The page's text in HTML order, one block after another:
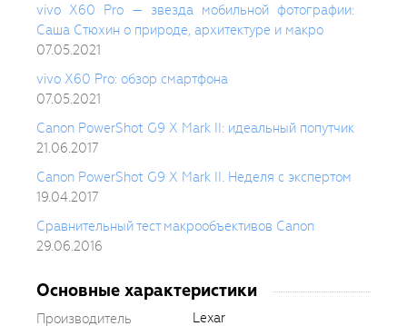
vivo X60 Pro — звезда мобильной фотографии:
Саша Стюхин о природе, архитектуре и макро
07.05.2021
vivo X60 Pro: обзор смартфона
07.05.2021
Canon PowerShot G9 X Mark II: идеальный попутчик
21.06.2017
Canon PowerShot G9 X Mark II. Неделя с экспертом
19.04.2017
Сравнительный тест макрообъективов Canon
29.06.2016
Основные характеристики
Производитель
Lexar